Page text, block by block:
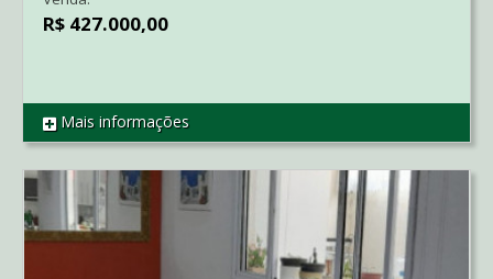
REF CO0863
R$ 427.000,00
Mais informações